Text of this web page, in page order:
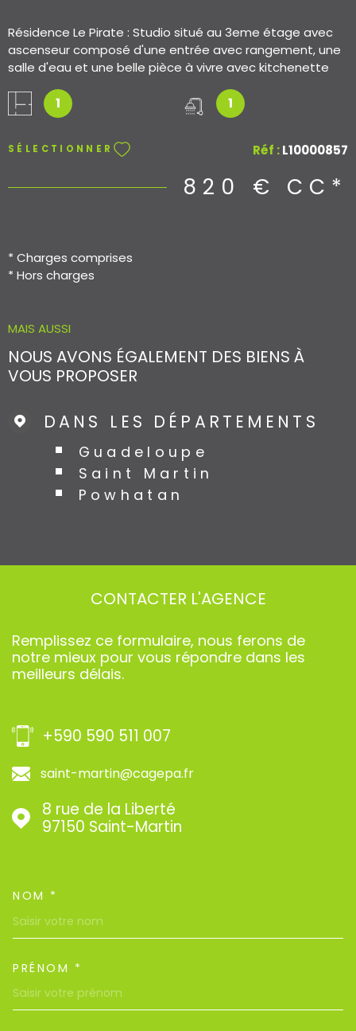
Résidence Le Pirate : Studio situé au 3eme étage avec
ascenseur composé d'une entrée avec rangement, une
salle d'eau et une belle pièce à vivre avec kitchenette
à proximité de la résidence. Belle piscine dans la
résidence et accès plage. Les informations sur les
le site Géorisques
1 1
SÉLECTIONNER Réf :L10000857
820 € CC*
* Charges comprises
* Hors charges
MAIS AUSSI
NOUS AVONS ÉGALEMENT DES BIENS À
VOUS PROPOSER
DANS LES DÉPARTEMENTS
Guadeloupe
Saint Martin
Powhatan
CONTACTER L'AGENCE
Remplissez ce formulaire, nous ferons de
notre mieux pour vous répondre dans les
meilleurs délais.
+590 590 511 007
saint-martin@cagepa.fr
8 rue de la Liberté
97150
Saint-Martin
NOM *
PRÉNOM *